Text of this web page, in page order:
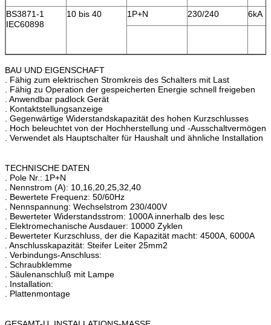
BS3871-1
IEC60898
10 bis 40 1P+N 230/240 6kA
BAU UND EIGENSCHAFT
. Fähig zum elektrischen Stromkreis des Schalters mit Last
. Fähig zu Operation der gespeicherten Energie schnell freigeben
. Anwendbar padlock Gerät
. Kontaktstellungsanzeige
. Gegenwärtige Widerstandskapazität des hohen Kurzschlusses
. Hoch beleuchtet von der Hochherstellung und -Ausschaltvermögen
. Verwendet als Hauptschalter für Haushalt und ähnliche Installation
TECHNISCHE DATEN
. Pole Nr.: 1P+N
. Nennstrom (A): 10,16,20,25,32,40
. Bewertete Frequenz: 50/60Hz
. Nennspannung: Wechselstrom 230/400V
. Bewerteter Widerstandsstrom: 1000A innerhalb des lesc
. Elektromechanische Ausdauer: 10000 Zyklen
. Bewerteter Kurzschluss, der die Kapazität macht: 4500A, 6000A
. Anschlusskapazität: Steifer Leiter 25mm2
. Verbindungs-Anschluss:
. Schraubklemme
. Säulenanschluß mit Lampe
. Installation:
. Plattenmontage